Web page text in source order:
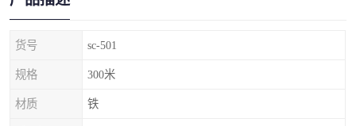
货号 sc-501
规格 300米
材质 铁